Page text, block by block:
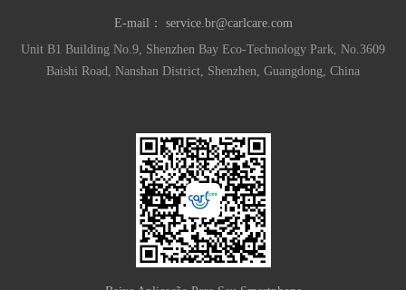
E-mail： service.br@carlcare.com
Unit B1 Building No.9, Shenzhen Bay Eco-Technology Park, No.3609
Baishi Road, Nanshan District, Shenzhen, Guangdong, China